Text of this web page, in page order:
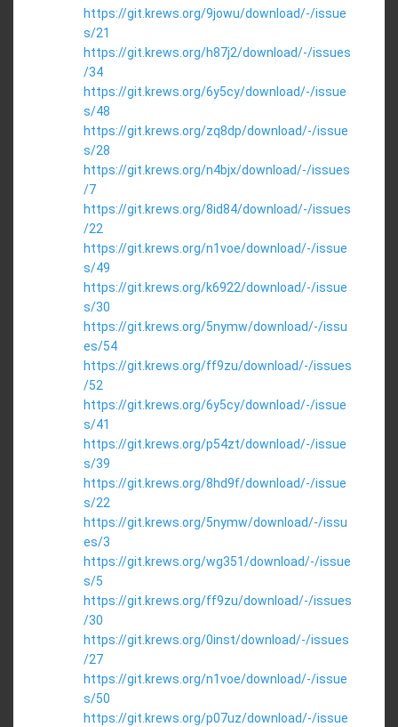
https://git.krews.org/9jowu/download/-/issue
s/21
https://git.krews.org/h87j2/download/-/issues
/34
https://git.krews.org/6y5cy/download/-/issue
s/48
https://git.krews.org/zq8dp/download/-/issue
s/28
https://git.krews.org/n4bjx/download/-/issues
/7
https://git.krews.org/8id84/download/-/issues
/22
https://git.krews.org/n1voe/download/-/issue
s/49
https://git.krews.org/k6922/download/-/issue
s/30
https://git.krews.org/5nymw/download/-/issu
es/54
https://git.krews.org/ff9zu/download/-/issues
/52
https://git.krews.org/6y5cy/download/-/issue
s/41
https://git.krews.org/p54zt/download/-/issue
s/39
https://git.krews.org/8hd9f/download/-/issue
s/22
https://git.krews.org/5nymw/download/-/issu
es/3
https://git.krews.org/wg351/download/-/issue
s/5
https://git.krews.org/ff9zu/download/-/issues
/30
https://git.krews.org/0inst/download/-/issues
/27
https://git.krews.org/n1voe/download/-/issue
s/50
https://git.krews.org/p07uz/download/-/issue